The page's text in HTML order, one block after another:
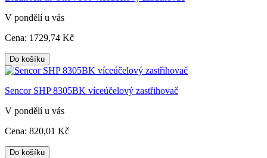
V pondělí u vás
Cena: 1729,74 Kč
Do košíku
Sencor SHP 8305BK víceúčelový zastřihovač
V pondělí u vás
Cena: 820,01 Kč
Do košíku